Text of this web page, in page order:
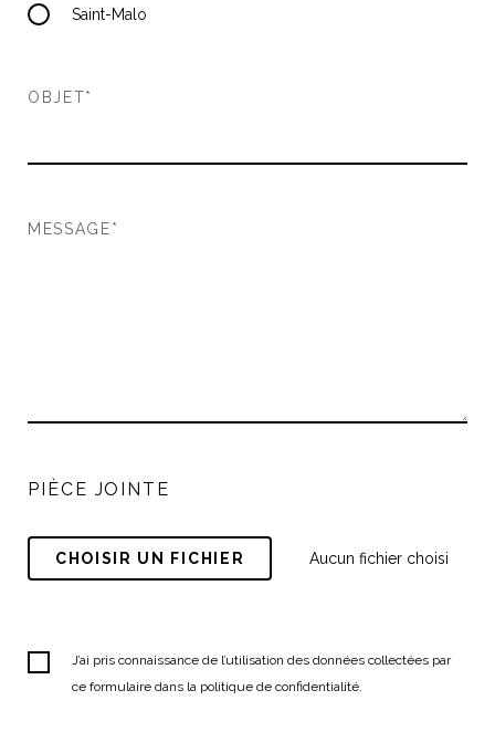
Saint-Malo
OBJET*
MESSAGE*
PIÈCE JOINTE
CHOISIR UN FICHIER Aucun fichier choisi
J’ai pris connaissance de l’utilisation des données collectées par
ce formulaire dans la politique de confidentialité.